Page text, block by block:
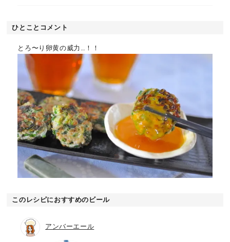
ひとことコメント
とろ〜り卵黄の威力…！！
このレシピにおすすめのビール
アンバーエール